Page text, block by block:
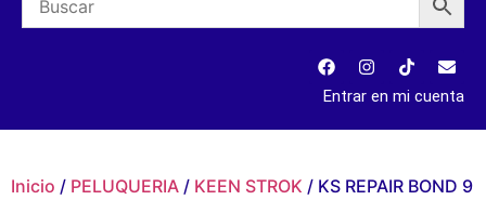
Entrar en mi cuenta
Inicio / PELUQUERIA / KEEN STROK / KS REPAIR BOND 9